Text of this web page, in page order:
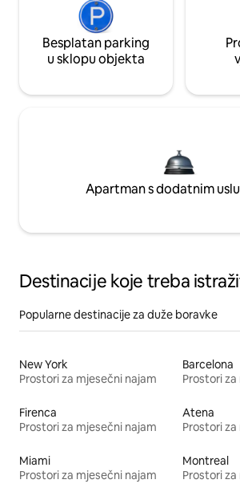
Besplatan parking
u sklopu objekta
Apartman s dodatnim
Destinacije koje treba
Popularne destinacije za duže boravke
New York
Prostori za mjesečni najam
Barcelona
Prostori
Firenca
Prostori za mjesečni najam
Atena
Prostori
Miami
Prostori za mjesečni najam
Montreal
Prostori